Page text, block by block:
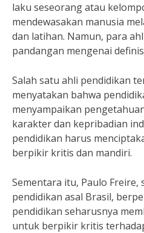
laku seseorang atau
mendewasakan manusia
dan latihan. Namun, para
pandangan mengenai
Salah satu ahli pendidikan
menyatakan bahwa
menyampaikan
karakter dan kepribadian
pendidikan harus
berpikir kritis dan mandiri.
Sementara itu, Paulo
pendidikan asal Brasil,
pendidikan seharusnya
untuk berpikir kritis